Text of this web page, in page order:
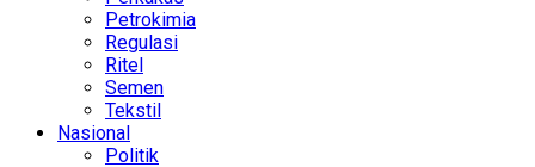
Petrokimia
Regulasi
Ritel
Semen
Tekstil
Nasional
Politik